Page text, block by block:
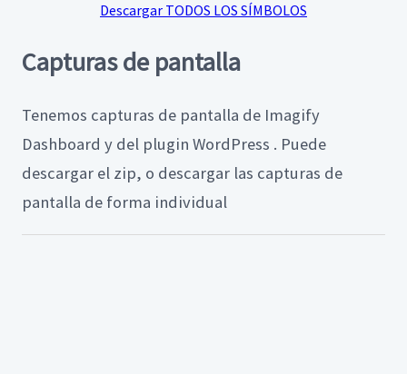
Descargar TODOS LOS SÍMBOLOS
Capturas de pantalla
Tenemos capturas de pantalla de Imagify
Dashboard y del plugin WordPress . Puede
descargar el zip, o descargar las capturas de
pantalla de forma individual